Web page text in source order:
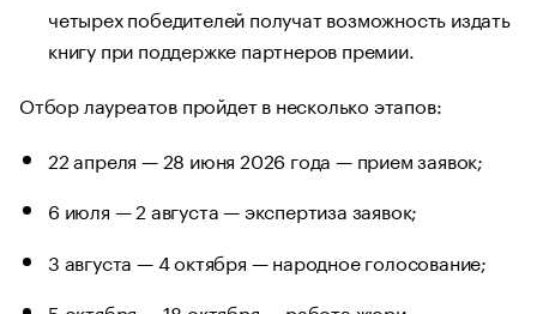
четырех победителей получат возможность издать
книгу при поддержке партнеров премии.
Отбор лауреатов пройдет в несколько этапов:
22 апреля — 28 июня 2026 года — прием заявок;
6 июля — 2 августа — экспертиза заявок;
3 августа — 4 октября — народное голосование;